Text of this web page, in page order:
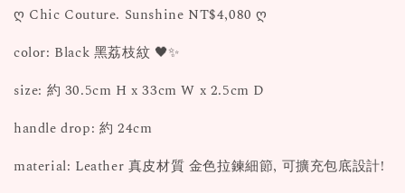
ღ Chic Couture. Sunshine NT$4,080 ღ
color: Black 黑荔枝紋 🖤✨
size: 約 30.5cm H x 33cm W x 2.5cm D
handle drop: 約 24cm
material: Leather 真皮材質 金色拉鍊細節, 可擴充包底設計!